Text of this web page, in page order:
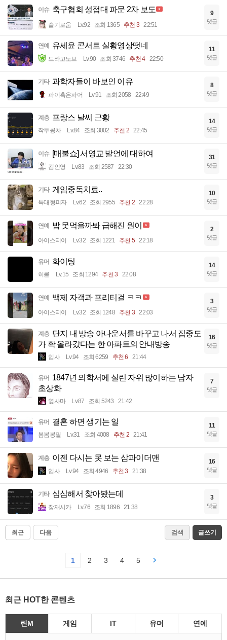
이슈 축구협회 성접대 파문 2차 보도
슬기로움 Lv.92 조회 1365 추천 3 22:51
9
댓글
연예 유세윤 콘서트 실황영상떳네
드라고노브 Lv.90 조회 3746 추천 4 22:50
11
댓글
기타 과학자들이 바보인 이유
파이혹은파어 Lv.91 조회 2058 22:49
8
댓글
계층 프랑스 날씨 근황
작두콩차 Lv.84 조회 3002 추천 2 22:45
14
댓글
이슈 [매불쇼] 서영교 발언에 대하여
김인영 Lv.83 조회 2587 22:30
31
댓글
기타 게임중독치료..
특대형피자 Lv.62 조회 2955 추천 2 22:28
10
댓글
연예 밥 못먹을까봐 급해진 원이
아이스티이 Lv.32 조회 1221 추천 5 22:18
2
댓글
유머 화이팅
히롣 Lv.15 조회 1294 추천 3 22:08
14
댓글
연예 백제 자객과 프리티걸 ㅋㅋ
아이스티이 Lv.32 조회 1248 추천 3 22:03
3
댓글
계층 단지 내 방송 아나운서를 바꾸고 나서 집중도
가 확 올라갔다는 한 아파트의 안내방송
입사 Lv.94 조회 6259 추천 6 21:44
16
댓글
유머 1847년 의학서에 실린 자위 많이하는 남자
초상화
옆사마 Lv.87 조회 5243 21:42
7
댓글
유머 결혼 하면 생기는 일
봄봄봉필 Lv.31 조회 4008 추천 2 21:41
11
댓글
계층 이젠 다시는 못 보는 삼파이더맨
입사 Lv.94 조회 4946 추천 3 21:38
16
댓글
기타 심심해서 찾아봤는데
장재시카 Lv.76 조회 1896 21:38
3
댓글
최근 다음 검색 글쓰기
1 2 3 4 5
최근 HOT한 콘텐츠
린M 게임 IT 유머 연예